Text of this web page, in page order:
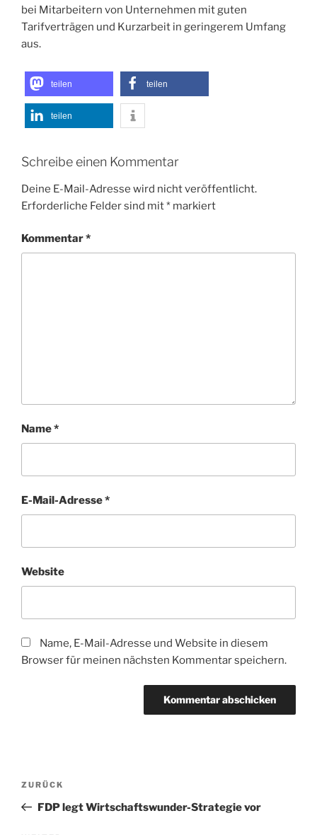
bei Mitarbeitern von Unternehmen mit guten
Tarifverträgen und Kurzarbeit in geringerem Umfang
aus.
teilen teilen
teilen
Schreibe einen Kommentar
Deine E-Mail-Adresse wird nicht veröffentlicht.
Erforderliche Felder sind mit* markiert
Kommentar*
Name*
E-Mail-Adresse*
Website
Name, E-Mail-Adresse und Website in diesem
Browser für meinen nächsten Kommentar speichern.
Beitragsnavigation
Vorheriger
Beitrag
ZURÜCK
FDP legt Wirtschaftswunder-Strategie vor